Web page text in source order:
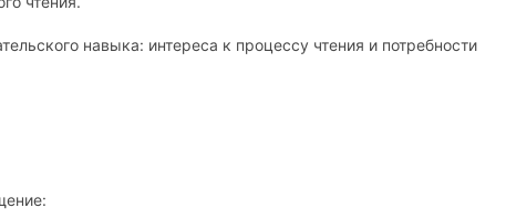
навыка: интереса к процессу чтения и потребности